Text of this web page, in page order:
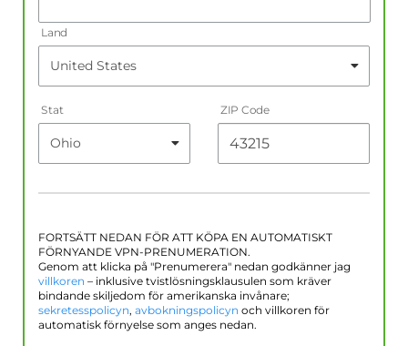
Land
Stat ZIP Code
FORTSÄTT NEDAN FÖR ATT KÖPA EN AUTOMATISKT
FÖRNYANDE VPN-PRENUMERATION.
Genom att klicka på "Prenumerera" nedan godkänner jag
villkoren – inklusive tvistlösningsklausulen som kräver
bindande skiljedom för amerikanska invånare;
sekretesspolicyn, avbokningspolicyn och villkoren för
automatisk förnyelse som anges nedan.